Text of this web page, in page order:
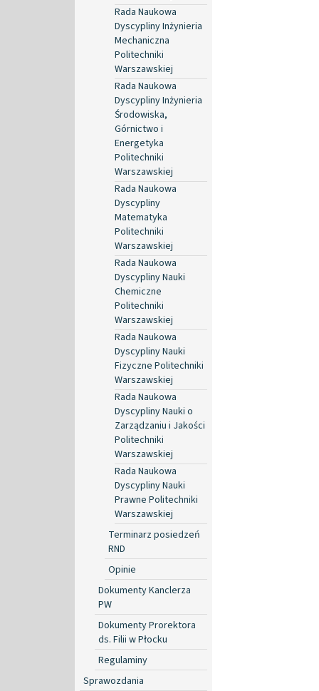
Rada Naukowa
Dyscypliny Inżynieria
Mechaniczna
Politechniki
Warszawskiej
Rada Naukowa
Dyscypliny Inżynieria
Środowiska,
Górnictwo i
Energetyka
Politechniki
Warszawskiej
Rada Naukowa
Dyscypliny
Matematyka
Politechniki
Warszawskiej
Rada Naukowa
Dyscypliny Nauki
Chemiczne
Politechniki
Warszawskiej
Rada Naukowa
Dyscypliny Nauki
Fizyczne Politechniki
Warszawskiej
Rada Naukowa
Dyscypliny Nauki o
Zarządzaniu i Jakości
Politechniki
Warszawskiej
Rada Naukowa
Dyscypliny Nauki
Prawne Politechniki
Warszawskiej
Terminarz posiedzeń
RND
Opinie
Dokumenty Kanclerza
PW
Dokumenty Prorektora
ds. Filii w Płocku
Regulaminy
Sprawozdania